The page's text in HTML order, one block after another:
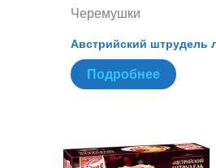
Черемушки
Австрийский штрудель
Подробнее